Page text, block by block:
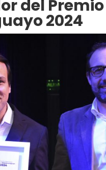
del Premio
2024